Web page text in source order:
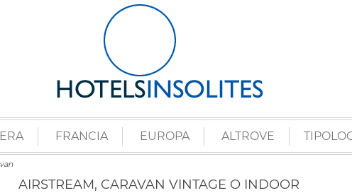
FRANCIA EUROPA ALTROVE
AIRSTREAM, CARAVAN VINTAGE O INDOOR